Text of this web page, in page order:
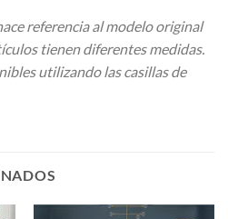
referencia al modelo original
tienen diferentes medidas.
utilizando las casillas de